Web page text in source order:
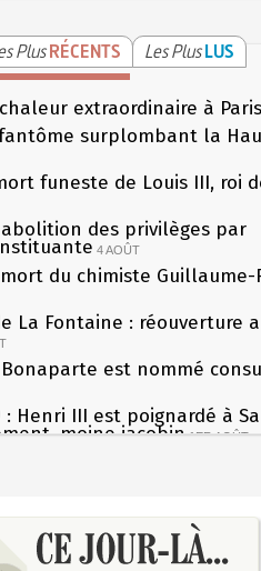
PlusRÉCENTS Les PlusLUS
extraordinaire à Paris
surplombant la
funeste de Louis III, roi
abolition des privilèges par
4 AOÛT
du chimiste Guillaume-
La Fontaine : réouverture
est nommé
: Henri III est poignardé à
moine jacobin 1ER AOÛT
30 JUILLET
: loi sur la liberté de la
supplice de François